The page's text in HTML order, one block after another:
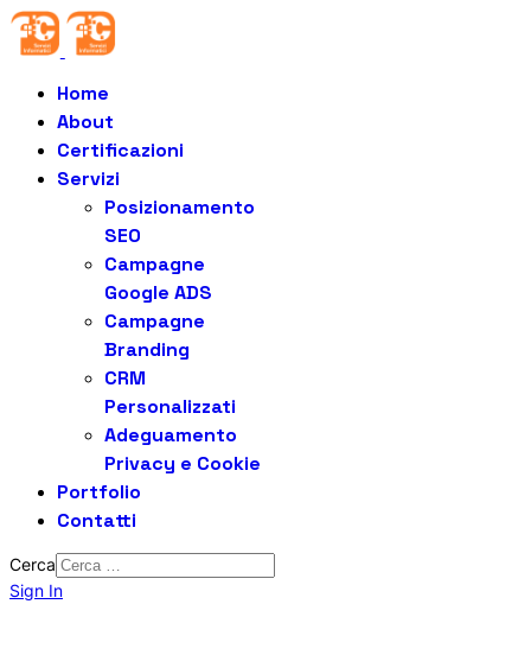
Home
About
Certificazioni
Servizi
Posizionamento
SEO
Campagne
Google ADS
Campagne
Branding
CRM
Personalizzati
Adeguamento
Privacy e Cookie
Portfolio
Contatti
Cerca
Sign In